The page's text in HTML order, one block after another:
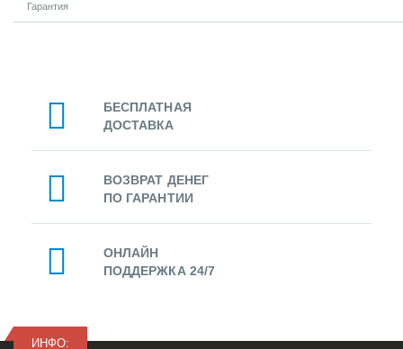
Гарантия
БЕСПЛАТНАЯ
ДОСТАВКА
ВОЗВРАТ ДЕНЕГ
ПО ГАРАНТИИ
ОНЛАЙН
ПОДДЕРЖКА 24/7
ИНФО: